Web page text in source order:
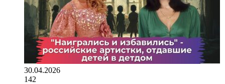
30.04.2026
142